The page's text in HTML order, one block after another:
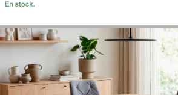
En stock.